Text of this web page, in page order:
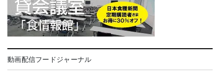
動画配信フードジャーナル